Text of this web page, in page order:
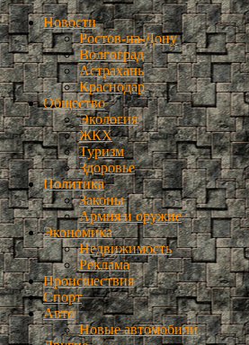
Новости
Ростов-на-Дону
Волгоград
Астрахань
Краснодар
Общество
Экология
ЖКХ
Туризм
Здоровье
Политика
Законы
Армия и оружие
Экономика
Недвижимость
Реклама
Происшествия
Спорт
Авто
Новые автомобили